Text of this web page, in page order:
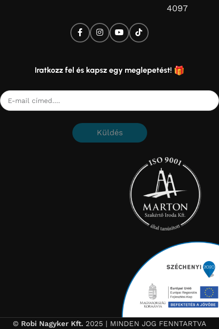
4097
Iratkozz fel és kapsz egy meglepetést!
Küldés
© Robi Nagyker Kft. 2025 | MINDEN JOG FENNTARTVA